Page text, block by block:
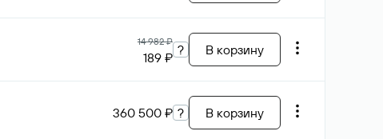
14 982 ₽
189 ₽ ? В корзину
360 500 ₽ ? В корзину